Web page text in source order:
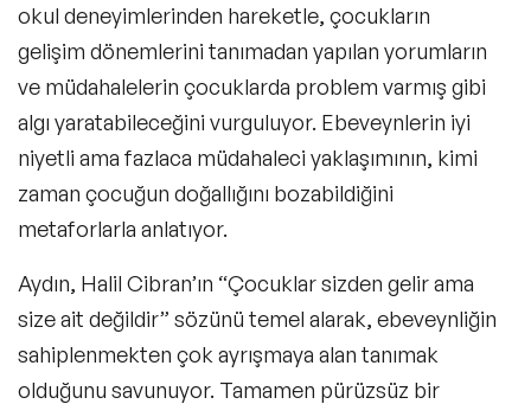
okul deneyimlerinden hareketle, çocukların
gelişim dönemlerini tanımadan yapılan yorumların
ve müdahalelerin çocuklarda problem varmış gibi
algı yaratabileceğini vurguluyor. Ebeveynlerin iyi
niyetli ama fazlaca müdahaleci yaklaşımının, kimi
zaman çocuğun doğallığını bozabildiğini
metaforlarla anlatıyor.
Aydın, Halil Cibran’ın “Çocuklar sizden gelir ama
size ait değildir” sözünü temel alarak, ebeveynliğin
sahiplenmekten çok ayrışmaya alan tanımak
olduğunu savunuyor. Tamamen pürüzsüz bir